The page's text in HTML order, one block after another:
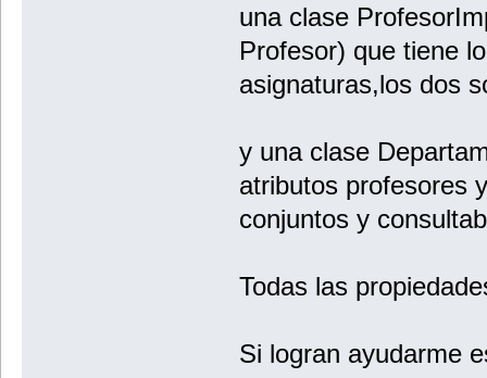
una clase
Profesor) que tiene
asignaturas,los dos
y una clase
atributos profesores
conjuntos y
Todas las
Si logran ayudarme